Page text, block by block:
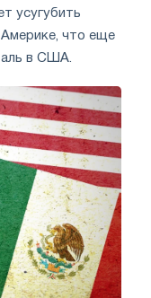
усугубить
Америке, что еще
в США.